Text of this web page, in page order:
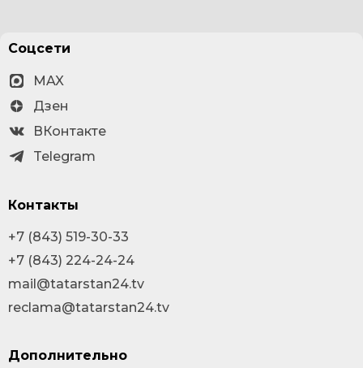
Соцсети
MAX
Дзен
ВКонтакте
Telegram
Контакты
+7 (843) 519-30-33
+7 (843) 224-24-24
mail@tatarstan24.tv
reclama@tatarstan24.tv
Дополнительно